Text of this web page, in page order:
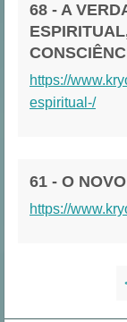
68 - A
https://
espiritual-/
61 - O
https://